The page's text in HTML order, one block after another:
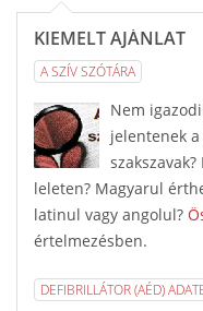
KIEMELT AJÁNLAT
A SZÍV SZÓTÁRA
Nem
jelentenek
leleten? Magyarul
latinul vagy angolul?
értelmezésben.
DEFIBRILLÁTOR (AÉD)